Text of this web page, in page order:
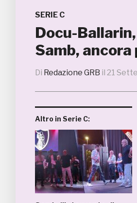
SERIE C
Docu-
Samb,
Di Redazione GRB il 21
Altro in Serie C: